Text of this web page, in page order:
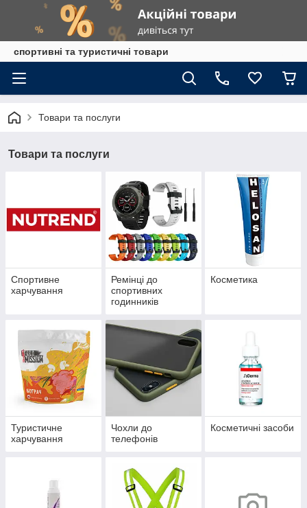
спортивні та туристичні товари
Товари та послуги
Товари та послуги
Спортивне
харчування
Ремінці до
спортивних
годинників
Косметика
Туристичне
харчування
Чохли до
телефонів
Косметичні засоби